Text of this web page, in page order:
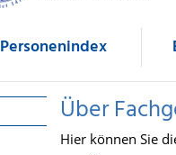
Personenindex
Über
Hier können Sie